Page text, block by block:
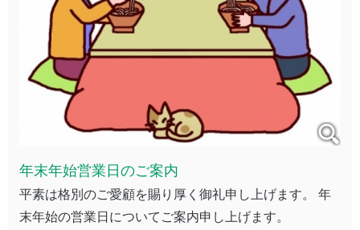
年末年始営業日のご案内
平素は格別のご愛顧を賜り厚く御礼申し上げます。 年
末年始の営業日についてご案内申し上げます。